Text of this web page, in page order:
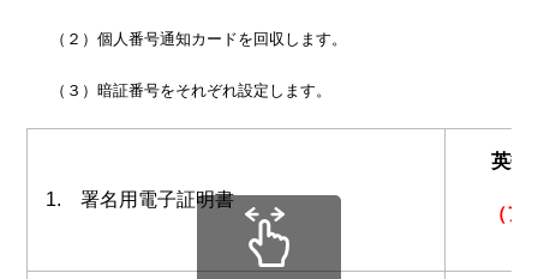
（２）個人番号通知カードを回収します。
（３）暗証番号をそれぞれ設定します。
1. 署名用電子証明書
英数
（